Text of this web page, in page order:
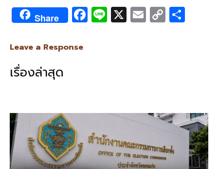
Share F
k
Li X E C
Leave a Response
เรื่องล่าสุด